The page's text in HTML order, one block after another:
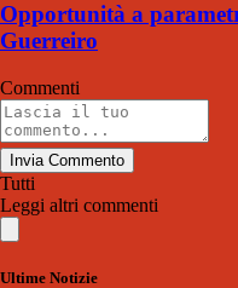
Opportunità a
Guerreiro
Commenti
Invia Commento
Tutti
Leggi altri commenti
Ultime Notizie